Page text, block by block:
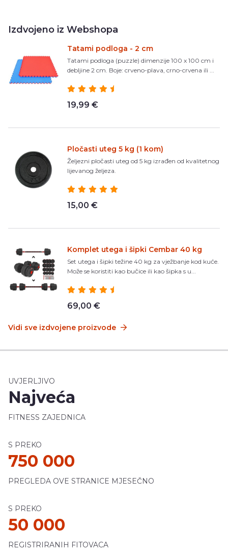
Izdvojeno iz Webshopa
Tatami podloga - 2 cm
Tatami podloga (puzzle) dimenzije 100 x 100 cm i
debljine 2 cm. Boje: crveno-plava, crno-crvena ili ...
19,99 €
Pločasti uteg 5 kg (1 kom)
Željezni pločasti uteg od 5 kg izrađen od kvalitetnog
lijevanog željeza.
15,00 €
Komplet utega i šipki Cembar 40 kg
Set utega i šipki težine 40 kg za vježbanje kod kuće.
Može se koristiti kao bučice ili kao šipka s u...
69,00 €
Vidi sve izdvojene proizvode
UVJERLJIVO
Najveća
FITNESS ZAJEDNICA
S PREKO
750 000
PREGLEDA OVE STRANICE MJESEČNO
S PREKO
50 000
REGISTRIRANIH FITOVACA